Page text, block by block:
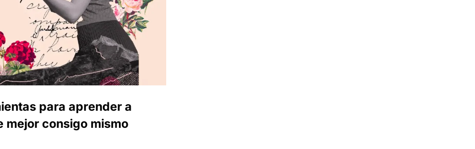
para aprender a
mejor consigo mismo